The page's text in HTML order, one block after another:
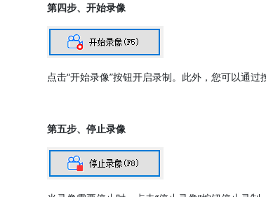
第四步、开始录像
点击“开始录像”按钮开启录制。此外，您可以通过
第五步、停止录像